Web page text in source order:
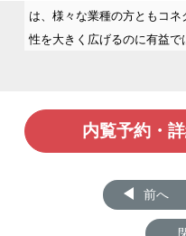
は、様々な業種の方ともコ
性を大きく広げるのに有益で
内覧予約・
前へ